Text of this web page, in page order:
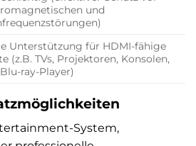
und
Unterstützung für HDMI-fähige
(z.B. TVs, Projektoren, Konsolen,
ray-Player)
System,